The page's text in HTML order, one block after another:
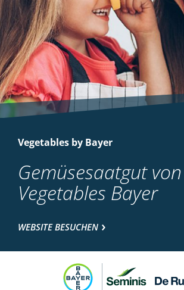
Vegetables by Bayer
Gemüsesaatgut von
Vegetables Bayer
WEBSITE BESUCHEN